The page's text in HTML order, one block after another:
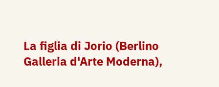
La figlia di Jorio (Berlino
Galleria d'Arte Moderna),